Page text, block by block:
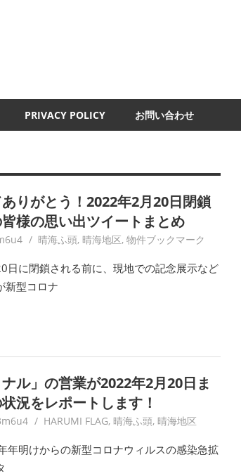
PRIVACY POLICY お問い合わせ
りがとう！2022年2月20日閉鎖
様の思い出ツイートまとめ
晴海ふ頭, 晴海地区, 物件ブックマーク
日に閉鎖される前に、現地での記念展示など
新型コロナ
ナル」の営業が2022年2月20日ま
況をレポートします！
HARUMI FLAG, 晴海ふ頭, 晴海地区
明けからの新型コロナウィルスの感染急拡